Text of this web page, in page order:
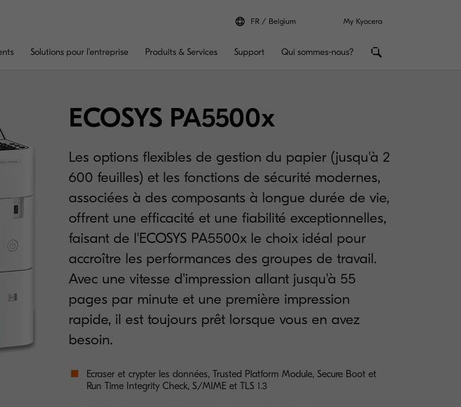
FR Belgium My Kyocera
Solutions pour l'entreprise Produits & Services Support Qui sommes-nous?
ECOSYS PA5500x
Les options flexibles de gestion du papier (jusqu'à 2
600 feuilles) et les fonctions de sécurité modernes,
associées à des composants à longue durée de vie,
offrent une efficacité et une fiabilité exceptionnelles,
faisant de l'ECOSYS PA5500x le choix idéal pour
accroître les performances des groupes de travail.
Avec une vitesse d'impression allant jusqu'à 55
pages par minute et une première impression
rapide, il est toujours prêt lorsque vous en avez
besoin.
Ecraser et crypter les données, Trusted Platform Module, Secure Boot et
Run Time Integrity Check, S/MIME et TLS 1.3